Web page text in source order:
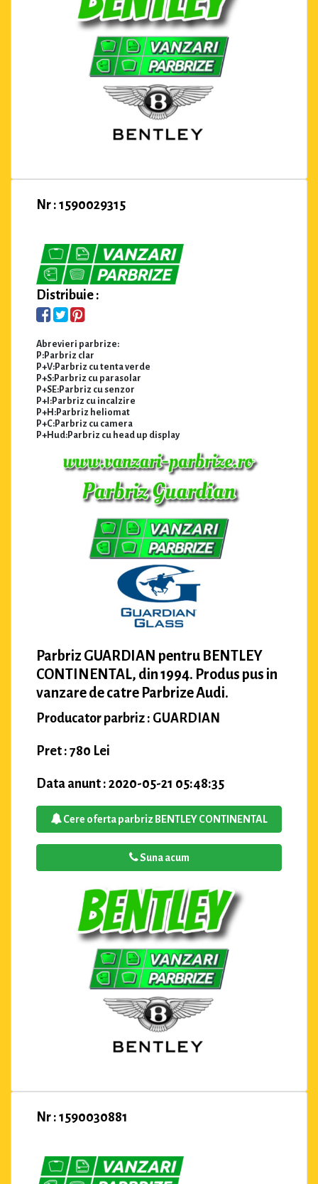
Nr : 1590029315
Distribuie :
Abrevieri parbrize:
P:Parbriz clar
P+V:Parbriz cu tenta verde
P+S:Parbriz cu parasolar
P+SE:Parbriz cu senzor
P+I:Parbriz cu incalzire
P+H:Parbriz heliomat
P+C:Parbriz cu camera
P+Hud:Parbriz cu head up display
Parbriz GUARDIAN pentru BENTLEY
CONTINENTAL, din 1994. Produs pus in
vanzare de catre Parbrize Audi.
Producator parbriz : GUARDIAN
Pret : 780 Lei
Data anunt : 2020-05-21 05:48:35
Cere oferta parbriz BENTLEY CONTINENTAL
Suna acum
Nr : 1590030881